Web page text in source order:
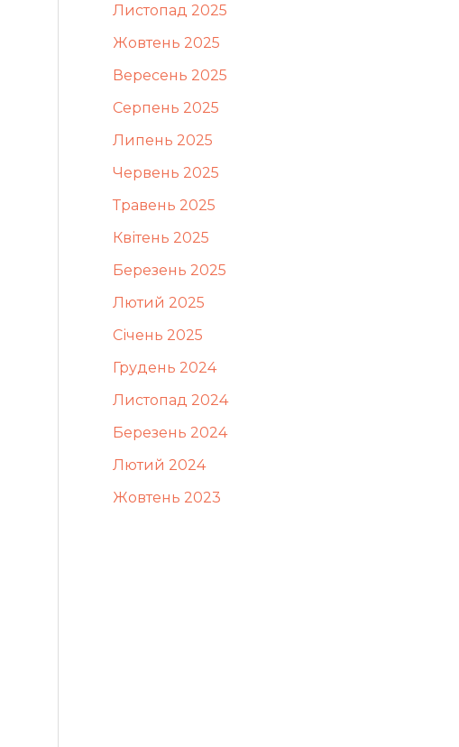
Листопад 2025
Жовтень 2025
Вересень 2025
Серпень 2025
Липень 2025
Червень 2025
Травень 2025
Квітень 2025
Березень 2025
Лютий 2025
Січень 2025
Грудень 2024
Листопад 2024
Березень 2024
Лютий 2024
Жовтень 2023